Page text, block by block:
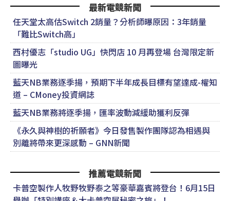
最新電競新聞
任天堂太高估Switch 2銷量？分析師曝原因：3年銷量
「難比Switch高」
西村優志「studio UG」快閃店 10 月再登場 台灣限定新
圖曝光
藍天NB業務逐季揚，預期下半年成長目標有望達成-權知
道 – CMoney投資網誌
藍天NB業務將逐季揚，匯率波動減緩助獲利反彈
《永久與神樹的祈願者》今日發售製作團隊認為相遇與
別離將帶來更深感動 – GNN新聞
推薦電競新聞
卡普空製作人牧野牧野泰之等豪華嘉賓將登台！6月15日